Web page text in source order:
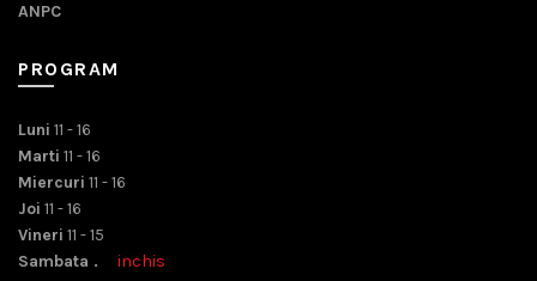
ANPC
PROGRAM
Luni 11 - 16
Marti 11 - 16
Miercuri 11 - 16
Joi 11 - 16
Vineri 11 - 15
Sambata . inchis